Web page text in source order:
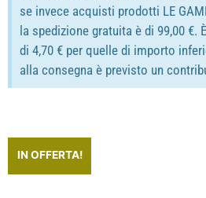
se invece acquisti prodotti LE
la spedizione gratuita è di 99,00
di 4,70 € per quelle di importo
alla consegna è previsto un
IN OFFERTA!